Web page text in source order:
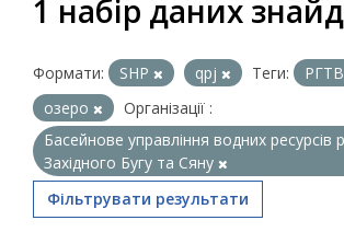
1 набір даних
Формати: SHP qpj Теги:
РГТВ
озеро
Організації :
Басейнове управління водних ресурсів
Західного Бугу та Сяну
Фільтрувати результати